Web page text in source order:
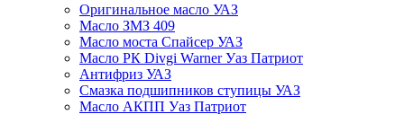
Оригинальное масло УАЗ
Масло ЗМЗ 409
Масло моста Спайсер УАЗ
Масло РК Divgi Warner Уаз Патриот
Антифриз УАЗ
Смазка подшипников ступицы УАЗ
Масло АКПП Уаз Патриот